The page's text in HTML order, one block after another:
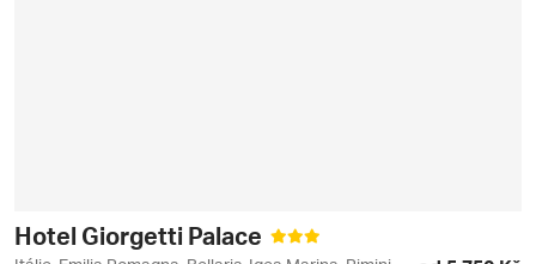
Hotel Giorgetti Palace